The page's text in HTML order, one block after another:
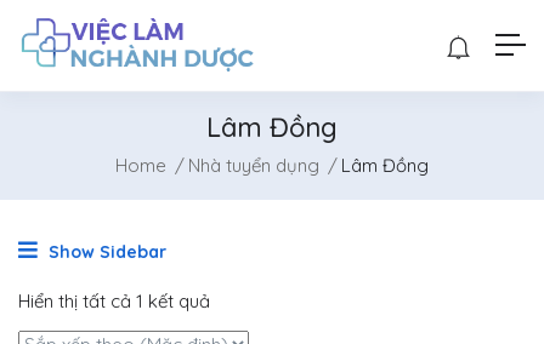
Lâm Đồng
Home Nhà tuyển dụng Lâm Đồng
Show Sidebar
Hiển thị tất cả 1 kết quả